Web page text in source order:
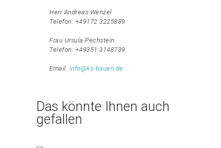
Herr Andreas Wenzel
Telefon: +49172 3225889
Frau Ursula Pechstein
Telefon: +49351 3148739
Email: info@ks-bauen.de
Das könnte Ihnen auch
gefallen